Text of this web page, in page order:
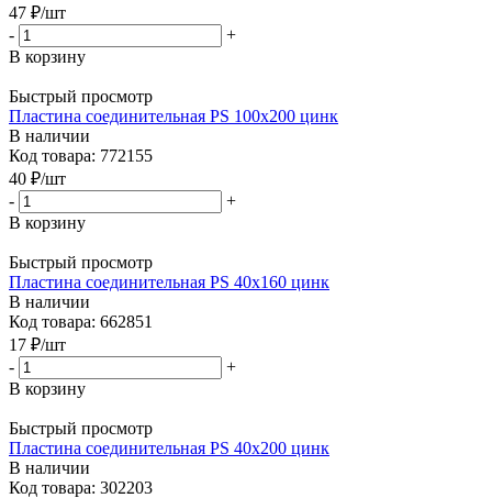
47 ₽/шт
-
+
В корзину
Быстрый просмотр
Пластина соединительная PS 100x200 цинк
В наличии
Код товара: 772155
40 ₽/шт
-
+
В корзину
Быстрый просмотр
Пластина соединительная PS 40x160 цинк
В наличии
Код товара: 662851
17 ₽/шт
-
+
В корзину
Быстрый просмотр
Пластина соединительная PS 40x200 цинк
В наличии
Код товара: 302203